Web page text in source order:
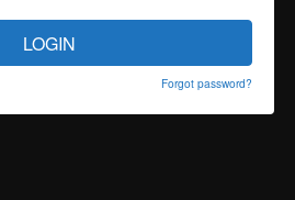
LOGIN
Forgot password?